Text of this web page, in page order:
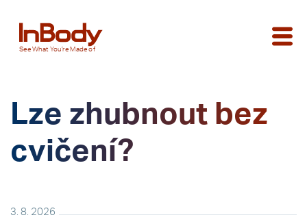
See What You’re Made of
Lze zhubnout bez
cvičení?
3. 8. 2026